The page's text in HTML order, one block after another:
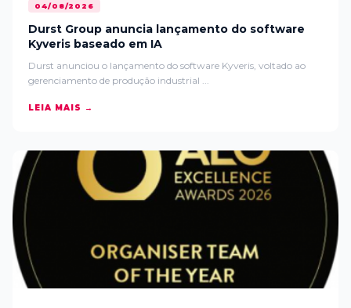
04/08/2026
Durst Group anuncia lançamento do software
Kyveris baseado em IA
Durst anunciou o lançamento do software Kyveris, voltado ao
gerenciamento de produção industrial ...
LEIA MAIS →